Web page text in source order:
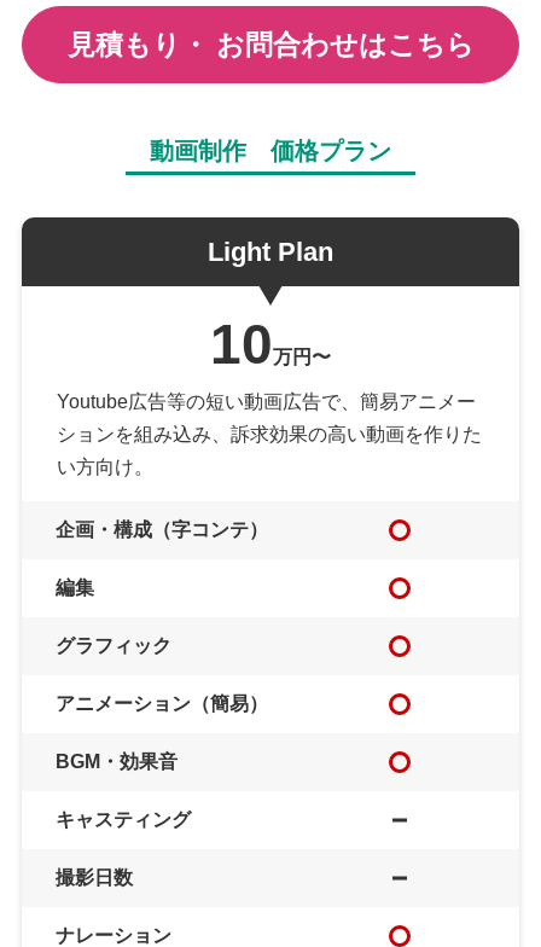
見積もり・ お問合わせはこちら
動画制作 価格プラン
Light Plan
10万円〜
Youtube広告等の短い動画広告で、簡易アニメー
ションを組み込み、訴求効果の高い動画を作りた
い方向け。
企画・構成（字コンテ）
編集
グラフィック
アニメーション（簡易）
BGM・効果音
キャスティング
撮影日数
ナレーション